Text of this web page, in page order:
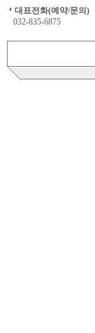
대표전화(예약/문의)
032-835-6875